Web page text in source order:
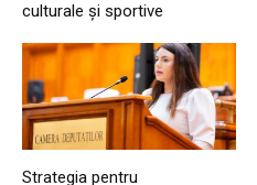
culturale și sportive
Strategia pentru